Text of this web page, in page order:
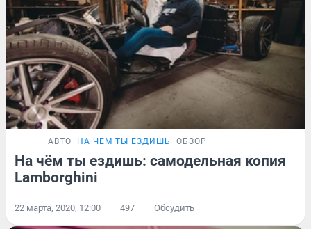
АВТО НА ЧЕМ ТЫ ЕЗДИШЬ ОБЗОР
На чём ты ездишь: самодельная копия
Lamborghini
22 марта, 2020, 12:00 497 Обсудить